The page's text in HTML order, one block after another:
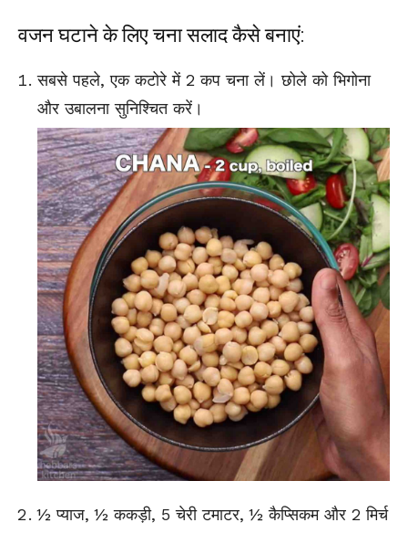
वजन घटाने के लिए चना सलाद कैसे बनाएं:
सबसे पहले, एक कटोरे में 2 कप चना लें। छोले को भिगोना
और उबालना सुनिश्चित करें।
½ प्याज, ½ ककड़ी, 5 चेरी टमाटर, ½ कैप्सिकम और 2 मिर्च